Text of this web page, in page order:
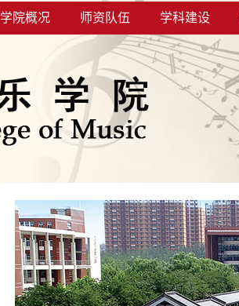
学院概况 师资队伍 学科建设